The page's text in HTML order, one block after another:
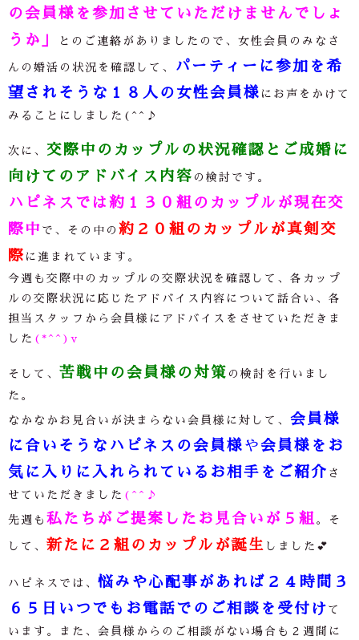
の会員様を参加させていただけませんでしょ
うか」
とのご連絡がありましたので、女性会員のみなさ
んの婚活の状況を確認して、
パーティーに参加を希
望されそうな１８人の女性会員様 にお声をかけて
みることにしました(^^♪
次に、 交際中のカップルの状況確認とご成婚に
向けてのアドバイス内容 の検討です。
ハピネスでは約１３０組のカップルが現在交
際中 で、その中の 約２０組のカップルが真剣交
際 に進まれています。
今週も交際中のカップルの交際状況を確認して、各カップ
ルの交際状況に応じたアドバイス内容について話合い、各
担当スタッフから会員様にアドバイスをさせていただきま
した (*^^)v
そして、 苦戦中の会員様の対策 の検討を行いまし
た。
なかなかお見合いが決まらない会員様に対して、 会員様
に合いそうなハピネスの会員様 や会員様をお
気に入りに入れられているお相手をご紹介 さ
せていただきました (^^♪
先週も 私たちがご提案したお見合いが５組 。そ
して、新たに２組のカップルが誕生 しました💕
ハピネスでは、 悩みや心配事があれば２４時間３
６５日いつでもお電話でのご相談を受付け て
います。また、会員様からのご相談がない場合も２週間に